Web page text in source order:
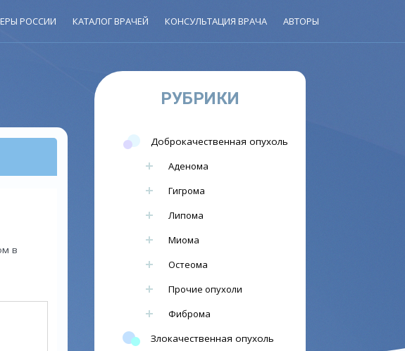
РОССИИ КАТАЛОГ ВРАЧЕЙ КОНСУЛЬТАЦИЯ ВРАЧА АВТОРЫ
в
РУБРИКИ
Доброкачественная опухоль
Аденома
Гигрома
Липома
Миома
Остеома
Прочие опухоли
Фиброма
Злокачественная опухоль